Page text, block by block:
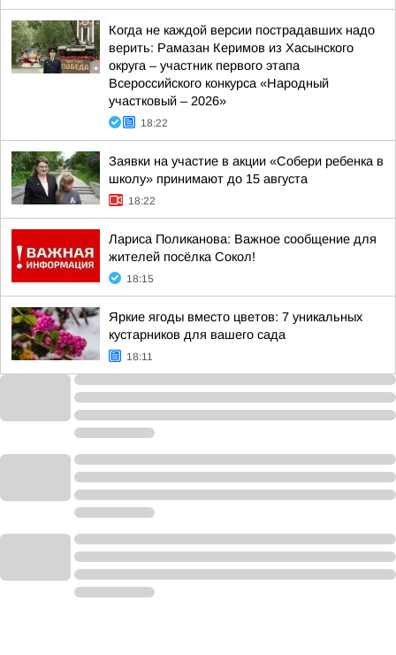
Когда не каждой версии пострадавших надо
верить: Рамазан Керимов из Хасынского
округа – участник первого этапа
Всероссийского конкурса «Народный
участковый – 2026»
18:22
Заявки на участие в акции «Собери ребенка в
школу» принимают до 15 августа
18:22
Лариса Поликанова: Важное сообщение для
жителей посёлка Сокол!
18:15
Яркие ягоды вместо цветов: 7 уникальных
кустарников для вашего сада
18:11